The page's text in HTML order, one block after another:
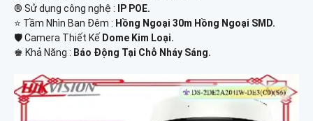
®️ Sử dụng công nghệ :
IP POE.
⭐ Tầm Nhìn Ban Đêm : Hồng Ngoại 30m Hồng Ngoại SMD.
🛡 Camera Thiết Kế Dome Kim Loại.
️♚ Khả Năng : Báo Động Tại Chỗ Nháy Sáng.